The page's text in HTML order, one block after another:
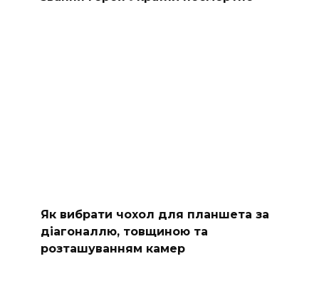
Як вибрати чохол для планшета за
діагоналлю, товщиною та
розташуванням камер